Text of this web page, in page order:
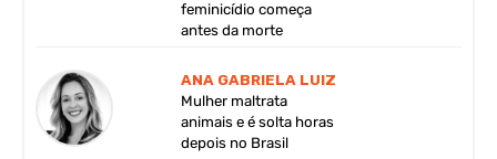
feminicídio começa
antes da morte
ANA GABRIELA LUIZ
Mulher maltrata
animais e é solta horas
depois no Brasil